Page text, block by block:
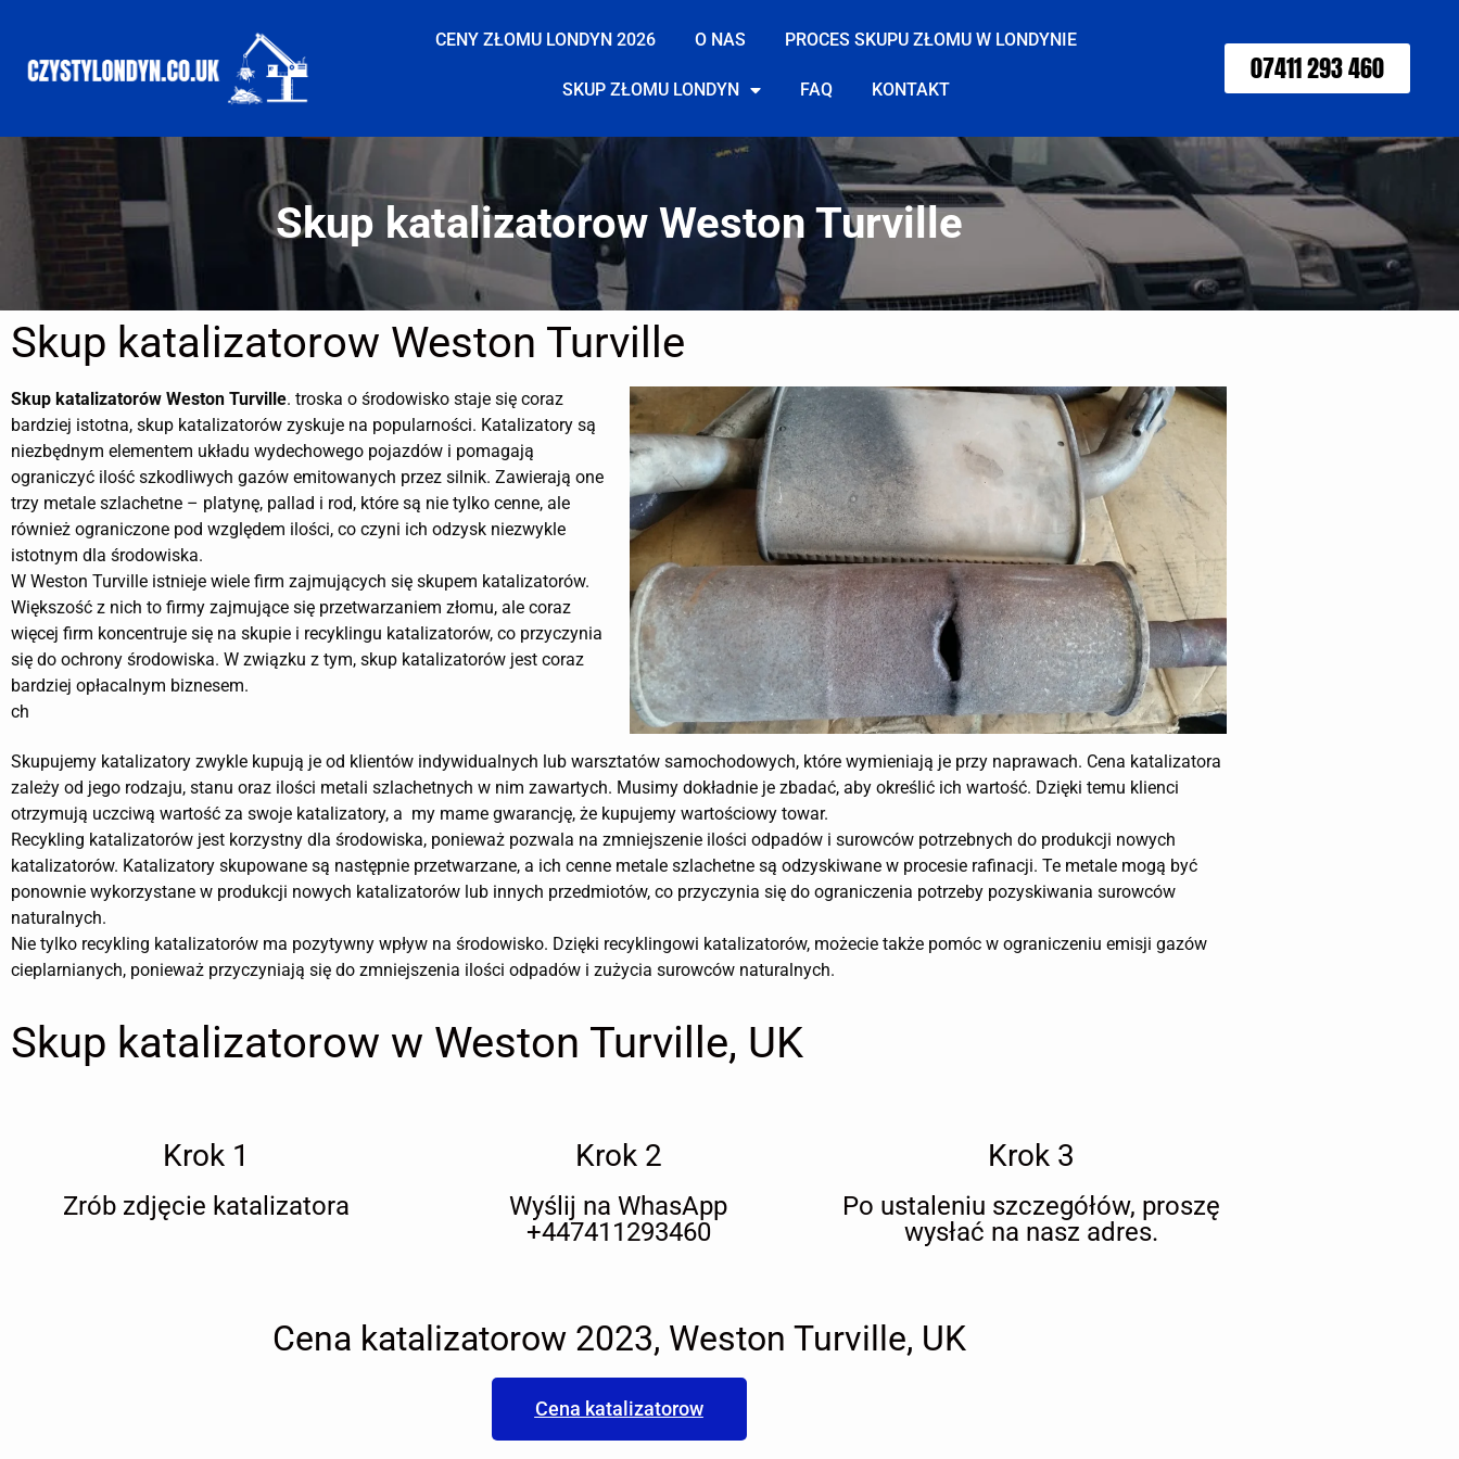
CENY ZŁOMU LONDYN 2026 O NAS PROCES SKUPU ZŁOMU W LONDYNIE
SKUP ZŁOMU LONDYN FAQ KONTAKT
07411 293 460
Skup katalizatorow Weston Turville
Skup katalizatorow Weston Turville
Skup katalizatorów Weston Turville. troska o środowisko staje się coraz
bardziej istotna, skup katalizatorów zyskuje na popularności. Katalizatory są
niezbędnym elementem układu wydechowego pojazdów i pomagają
ograniczyć ilość szkodliwych gazów emitowanych przez silnik. Zawierają one
trzy metale szlachetne – platynę, pallad i rod, które są nie tylko cenne, ale
również ograniczone pod względem ilości, co czyni ich odzysk niezwykle
istotnym dla środowiska.
W Weston Turville istnieje wiele firm zajmujących się skupem katalizatorów.
Większość z nich to firmy zajmujące się przetwarzaniem złomu, ale coraz
więcej firm koncentruje się na skupie i recyklingu katalizatorów, co przyczynia
się do ochrony środowiska. W związku z tym, skup katalizatorów jest coraz
bardziej opłacalnym biznesem.
ch
Skupujemy katalizatory zwykle kupują je od klientów indywidualnych lub warsztatów samochodowych, które wymieniają je przy naprawach. Cena katalizatora
zależy od jego rodzaju, stanu oraz ilości metali szlachetnych w nim zawartych. Musimy dokładnie je zbadać, aby określić ich wartość. Dzięki temu klienci
otrzymują uczciwą wartość za swoje katalizatory, a my mame gwarancję, że kupujemy wartościowy towar.
Recykling katalizatorów jest korzystny dla środowiska, ponieważ pozwala na zmniejszenie ilości odpadów i surowców potrzebnych do produkcji nowych
katalizatorów. Katalizatory skupowane są następnie przetwarzane, a ich cenne metale szlachetne są odzyskiwane w procesie rafinacji. Te metale mogą być
ponownie wykorzystane w produkcji nowych katalizatorów lub innych przedmiotów, co przyczynia się do ograniczenia potrzeby pozyskiwania surowców
naturalnych.
Nie tylko recykling katalizatorów ma pozytywny wpływ na środowisko. Dzięki recyklingowi katalizatorów, możecie także pomóc w ograniczeniu emisji gazów
cieplarnianych, ponieważ przyczyniają się do zmniejszenia ilości odpadów i zużycia surowców naturalnych.
Skup katalizatorow w Weston Turville, UK
Krok 1
Zrób zdjęcie katalizatora
Krok 2
Wyślij na WhasApp
+447411293460
Krok 3
Po ustaleniu szczegółów, proszę
wysłać na nasz adres.
Cena katalizatorow 2023, Weston Turville, UK
Cena katalizatorow